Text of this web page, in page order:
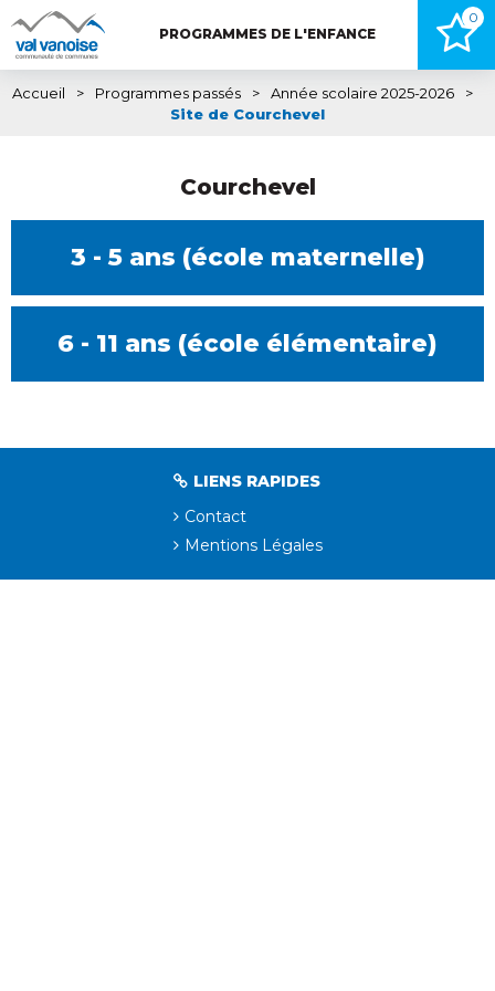
PROGRAMMES DE L'ENFANCE
0
Accueil > Programmes passés > Année scolaire 2025-2026
>
Site de Courchevel
Courchevel
3 - 5 ans (école maternelle)
6 - 11 ans (école élémentaire)
LIENS RAPIDES
Contact
Mentions Légales